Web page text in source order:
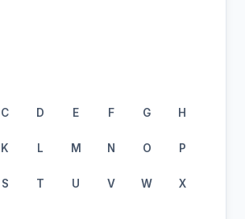
C D E F G H
K L M N O P
S T U V W X